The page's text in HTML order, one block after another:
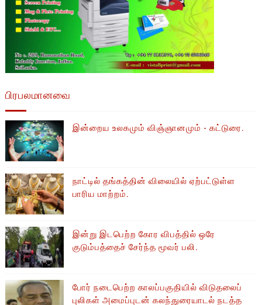
பிரபலமானவை
இன்றைய உலகமும் விஞ்ஞானமும் - கட்டுரை.
நாட்டில் தங்கத்தின் விலையில் ஏற்பட்டுள்ள
பாரிய மாற்றம்.
இன்று இடபெற்ற கோர விபத்தில் ஒரே
குடும்பத்தைச் சேர்ந்த மூவர் பலி.
போர் நடைபெற்ற காலப்பகுதியில் ​​விடுதலைப்
புலிகள் அமைப்புடன் கலந்துரையாடல் நடத்த